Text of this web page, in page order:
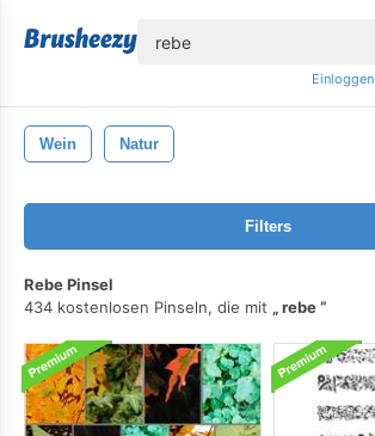
Einloggen
Wein Natur
Filters
Rebe Pinsel
434 kostenlosen Pinseln, die mit
rebe